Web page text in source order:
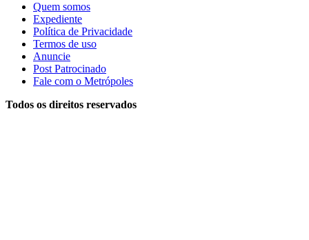
Quem somos
Expediente
Política de Privacidade
Termos de uso
Anuncie
Post Patrocinado
Fale com o Metrópoles
Todos os direitos reservados